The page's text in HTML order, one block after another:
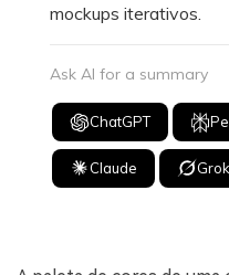
mockups iterativos.
Ask AI for a summary
ChatGPT
Claude Grok